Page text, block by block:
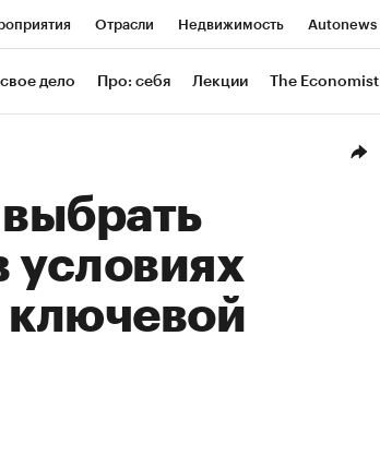
Отрасли Недвижимость Autonews
РБК Life Тренды Визионеры
дело Про: себя Лекции The Economist
условиях